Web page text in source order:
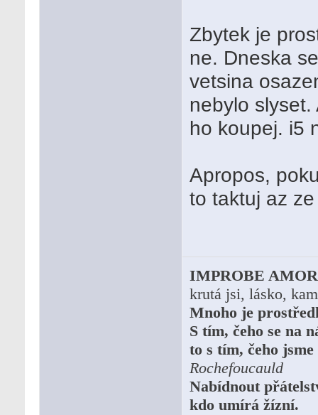
Zbytek je
ne. Dneska
vetsina
nebylo
ho koupej. i5
Apropos,
to taktuj az
IMPROBE
krutá jsi, lásko,
Mnoho je
S tím, čeho se na
to s tím, čeho
Rochefoucauld
Nabídnout
kdo umírá žízní.